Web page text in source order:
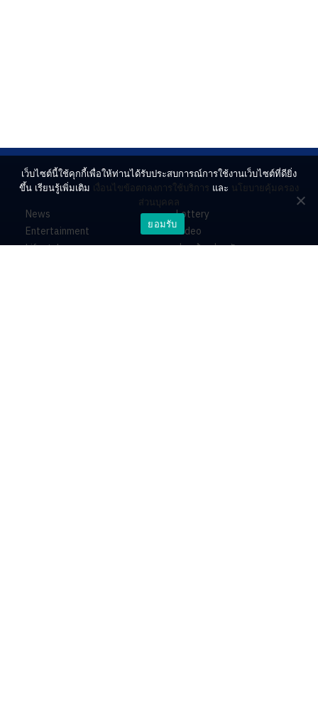
News
Entertainment
Lifestyle
Lottery
Video
ร่วมด้วยช่วยกัน
เว็บไซต์นี้ใช้คุกกี้เพื่อให้ท่านได้รับประสบการณ์การใช้งานเว็บไซต์ที่ดียิ่ง
ขึ้น เรียนรู้เพิ่มเติม เงื่อนไขข้อตกลงการใช้บริการ และ นโยบายคุ้มครอง
ส่วนบุคคล
ยอมรับ